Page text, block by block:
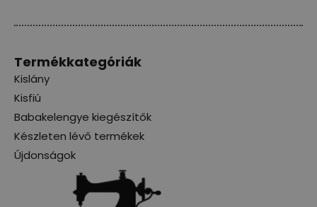
Termékkategóriák
Kislány
Kisfiú
Babakelengye kiegészítők
Készleten lévő termékek
Újdonságok